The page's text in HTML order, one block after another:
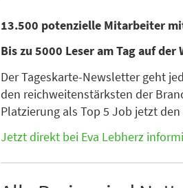
13.500 potenzielle Mitarbeiter
Bis zu 5000 Leser am Tag auf der
Der Tageskarte-Newsletter geht
den reichweitenstärksten der
Platzierung als Top 5 Job jetzt
Jetzt direkt bei Eva Lebherz